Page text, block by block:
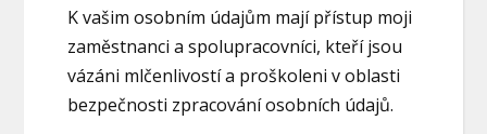
K vašim osobním údajům mají přístup moji
zaměstnanci a spolupracovníci, kteří jsou
vázáni mlčenlivostí a proškoleni v oblasti
bezpečnosti zpracování osobních údajů.